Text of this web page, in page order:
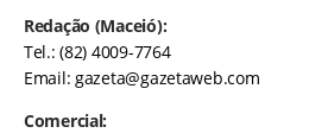
Redação (Maceió):
Tel.: (82) 4009-7764
Email:gazeta@gazetaweb.com
Comercial: